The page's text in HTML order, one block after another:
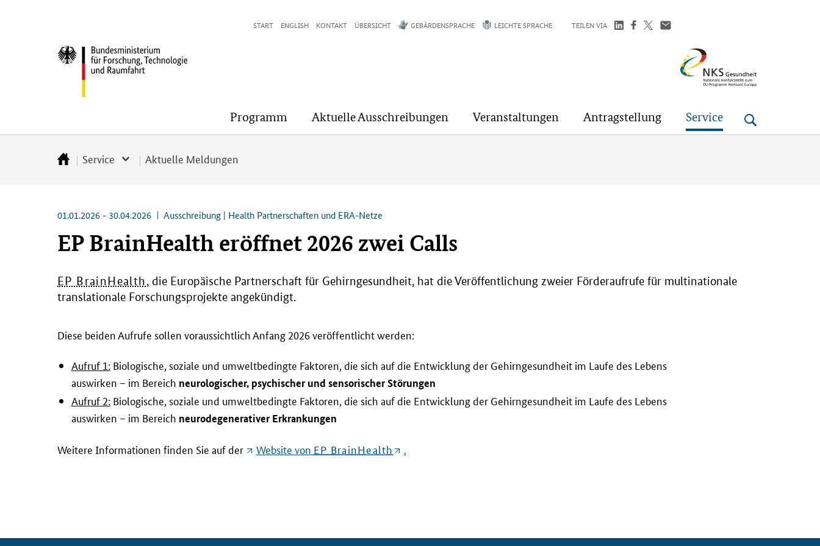
(Eingabetaste)
(Eingabetaste)
(Eingabetaste)
START ENGLISH KONTAKT ÜBERSICHT GEBÄRDENSPRACHE LEICHTE SPRACHE TEILEN VIA
Bundesministerium
Raumfahrt
NKS
Gesundheit
Programm Aktuelle Ausschreibungen Veranstaltungen Antragstellung Service
StartseiteService Aktuelle Meldungen
01.01.2026 - 30.04.2026 Ausschreibung | Health Partnerschaften und ERA-Netze
EP BrainHealth eröffnet 2026 zwei Calls
EP BrainHealth, die Europäische Partnerschaft für Gehirngesundheit, hat die Veröffentlichung zweier Förderaufrufe für multinationale
translationale Forschungsprojekte angekündigt.
Diese beiden Aufrufe sollen voraussichtlich Anfang 2026 veröffentlicht werden:
Aufruf 1:Biologische, soziale und umweltbedingte Faktoren, die sich auf die Entwicklung der Gehirngesundheit im Laufe des Lebens
auswirken – im Bereich neurologischer, psychischer und sensorischer Störungen
Aufruf 2:Biologische, soziale und umweltbedingte Faktoren, die sich auf die Entwicklung der Gehirngesundheit im Laufe des Lebens
auswirken – im Bereich neurodegenerativer Erkrankungen
Weitere Informationen finden Sie auf der Website von EP BrainHealth .